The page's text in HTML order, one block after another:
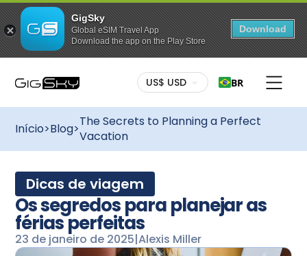
GigSky
Global eSIM Travel App
Download the app on the Play Store
Download
US$ USD BR
Início>Blog>The Secrets to Planning a Perfect
Vacation
Dicas de viagem
Os segredos para planejar as
férias perfeitas
23 de janeiro de 2025|Alexis Miller